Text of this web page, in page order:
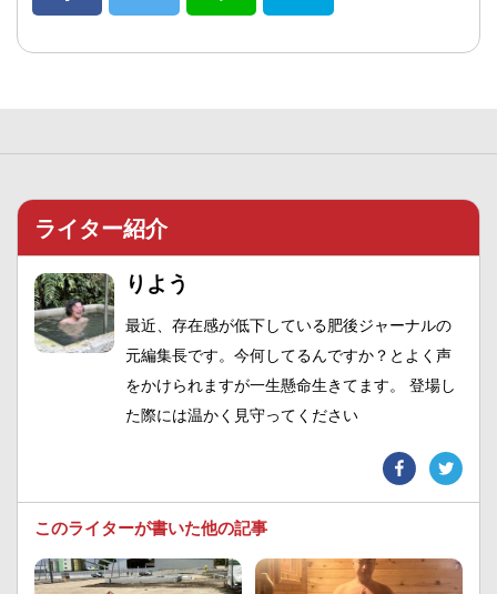
ライター紹介
りよう
最近、存在感が低下している肥後ジャーナルの
元編集長です。今何してるんですか？とよく声
をかけられますが一生懸命生きてます。 登場し
た際には温かく見守ってください
このライターが書いた他の記事